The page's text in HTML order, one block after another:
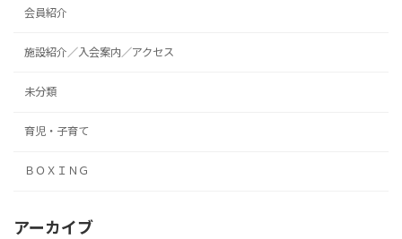
会員紹介
施設紹介／入会案内／アクセス
未分類
育児・子育て
ＢＯＸＩＮＧ
アーカイブ